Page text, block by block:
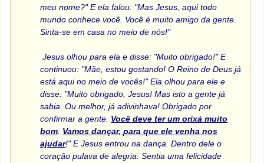
meu nome?" E ela falou: "Mas Jesus, aqui todo
mundo conhece você. Você é muito amigo da gente.
Sinta-se em casa no meio de nós!"
Jesus olhou para ela e disse: "Muito obrigado!" E
continuou: "Mãe, estou gostando! O Reino de Deus já
está aqui no meio de vocês!" Ela olhou para ele e
disse: "Muito obrigado, Jesus! Mas isto a gente já
sabia. Ou melhor, já adivinhava! Obrigado por
confirmar a gente. Você deve ter um orixá muito
bom Vamos dançar, para que ele venha nos
ajudar!" E Jesus entrou na dança. Dentro dele o
coração pulava de alegria. Sentia uma felicidade